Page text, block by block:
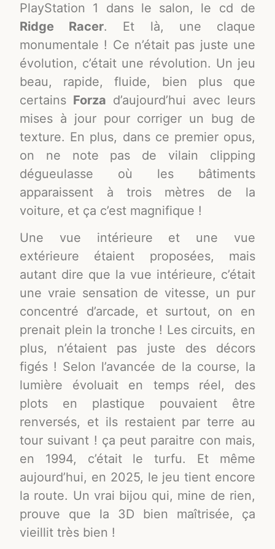
PlayStation 1 dans le salon, le cd de
Ridge Racer. Et là, une
claque
monumentale ! Ce n’était pas juste une
évolution, c’était une révolution. Un jeu
beau, rapide, fluide, bien plus que
certains Forza d’aujourd’hui avec leurs
mises à jour pour corriger un bug de
texture. En plus, dans ce premier opus,
on ne note pas de vilain clipping
dégueulasse où les bâtiments
apparaissent à trois mètres de la
voiture, et ça c’est magnifique !
Une vue intérieure et une vue
extérieure étaient proposées, mais
autant dire que la vue intérieure, c’était
une vraie sensation de vitesse, un pur
concentré d’arcade, et surtout, on en
prenait plein la tronche ! Les circuits, en
plus, n’étaient pas juste des décors
figés ! Selon l’avancée de la course, la
lumière évoluait en temps réel, des
plots en plastique pouvaient être
renversés, et ils restaient par terre au
tour suivant ! ça peut paraitre con mais,
en 1994, c’était le turfu. Et même
aujourd’hui, en 2025, le jeu tient encore
la route. Un vrai bijou qui, mine de rien,
prouve que la 3D bien maîtrisée, ça
vieillit très bien !